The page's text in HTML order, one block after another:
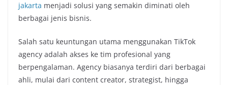
jakarta menjadi solusi yang semakin diminati oleh
berbagai jenis bisnis.
Salah satu keuntungan utama menggunakan TikTok
agency adalah akses ke tim profesional yang
berpengalaman. Agency biasanya terdiri dari berbagai
ahli, mulai dari content creator, strategist, hingga